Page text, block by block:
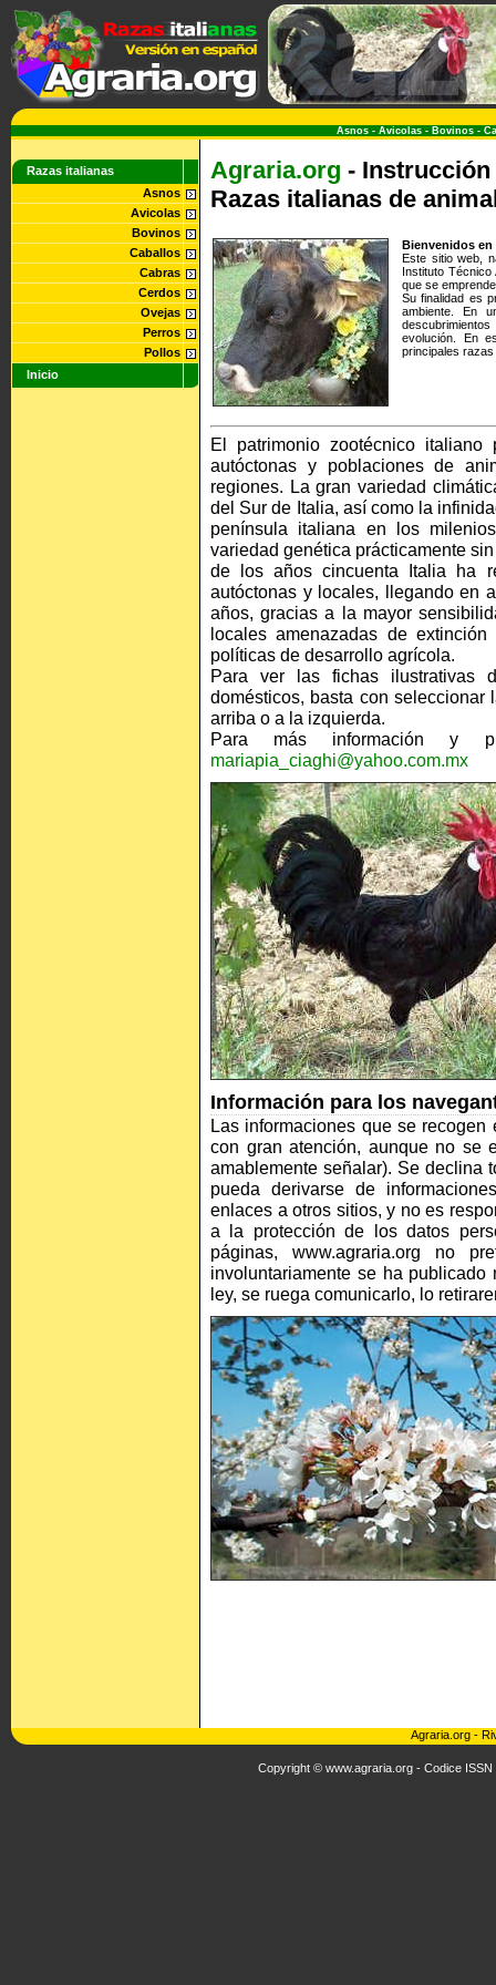
Asnos - Avicolas - Bovinos -
Razas italianas
Asnos
Avicolas
Bovinos
Caballos
Cabras
Cerdos
Ovejas
Perros
Pollos
Inicio
Agraria.org -
Razas italianas de
Bienvenidos en
Este sitio web,
Instituto
que se
Su finalidad es
ambiente. En
evolución. En
principales
El patrimonio zootécnico italiano
autóctonas y poblaciones de
regiones. La gran variedad
del Sur de Italia, así como la
península italiana en los
variedad genética prácticamente
de los años cincuenta Italia ha
autóctonas y locales, llegando en
años, gracias a la mayor
locales amenazadas de
políticas de desarrollo agrícola.
Para ver las fichas ilustrativas
domésticos, basta con
arriba o a la izquierda.
Para más información y
mariapia_ciaghi@yahoo.com.mx
Información para los
Las informaciones que se
con gran atención, aunque no se
amablemente señalar). Se declina
pueda derivarse de
enlaces a otros sitios, y no es
a la protección de los datos
páginas, www.agraria.org no
involuntariamente se ha
ley, se ruega comunicarlo, lo
Agraria.org -
Copyright © www.agraria.org - Codice